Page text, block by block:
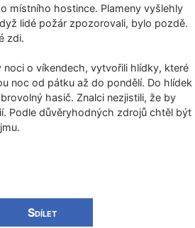
místního hostince. Plameny vyšlehly
lidé požár zpozorovali, bylo pozdě.
zdi.
o víkendech, vytvořili hlídky, které
noc od pátku až do pondělí. Do hlídek
hasič. Znalci nezjistili, že by
Podle důvěryhodných zdrojů chtěl být
Sdílet